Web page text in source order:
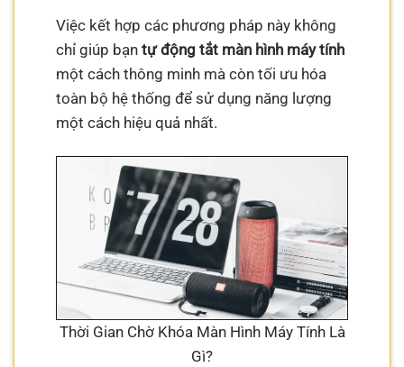
Việc kết hợp các phương pháp này không
chỉ giúp bạntự động tắt màn hình máy tính
một cách thông minh mà còn tối ưu hóa
toàn bộ hệ thống để sử dụng năng lượng
một cách hiệu quả nhất.
Thời Gian Chờ Khóa Màn Hình Máy Tính Là
Gì?